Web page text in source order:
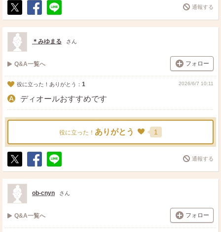
ポ
ス
ト
シ
ェ
送
る
通報する
＊みゆまる さん
Q&A一覧へ フォロー
役に立った！ありがとう： 1 2026/6/7 10:11
ディオールおすすめです
役に立った！ ありがとう 1
ポ
ス
ト
シ
ェ
送
る
通報する
ob-cnyn さん
Q&A一覧へ フォロー